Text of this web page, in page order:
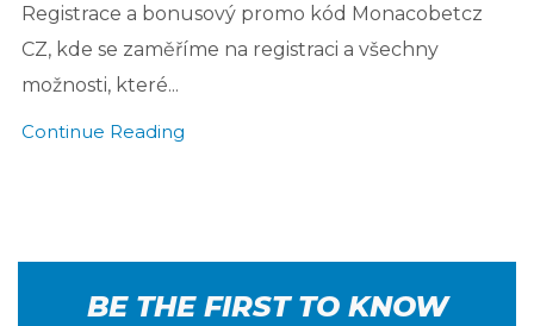
Registrace a bonusový promo kód Monacobetcz
CZ, kde se zaměříme na registraci a všechny
možnosti, které...
Continue Reading
BE THE FIRST TO KNOW